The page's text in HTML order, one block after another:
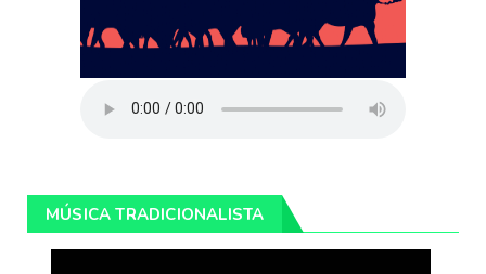
MÚSICA TRADICIONALISTA